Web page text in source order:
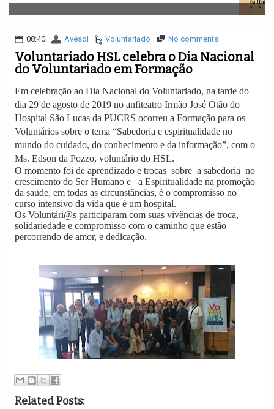
v
i
a
t
i
o
08:40 Avesol Voluntariado No comments
Voluntariado HSL celebra o Dia Nacional
do Voluntariado em Formação
Em celebração ao Dia Nacional do Voluntariado, na tarde do
dia 29 de agosto de 2019 no anfiteatro Irmão José Otão do
Hospital São Lucas da PUCRS ocorreu a Formação para os
Voluntários sobre o tema “Sabedoria e espiritualidade no
mundo do cuidado, do conhecimento e da informação”, com o
Ms. Edson da Pozzo, voluntário do HSL.
O momento foi de aprendizado e trocas sobre a sabedoria no
crescimento do Ser Humano e
a Espiritualidade na promoção
da saúde, em todas as circunstâncias, é o compromisso no
curso intensivo da vida que é um hospital.
Os Voluntári@s participaram com suas vivências de troca,
solidariedade e compromisso com o caminho que estão
percorrendo de amor, e dedicação.
Related Posts: